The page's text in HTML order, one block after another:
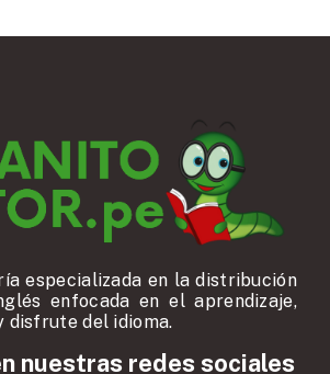
especializada en la distribución
enfocada en el aprendizaje,
disfrute del idioma.
nuestras redes sociales